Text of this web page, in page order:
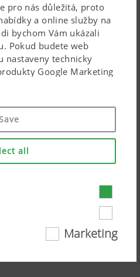
pro nás důležitá, proto
a online služby na
bychom Vám ukázali
Pokud budete web
nastaveny technicky
Google Marketing
dáte svůj úplný souhlas
vším“). Pomocí
políček můžete také
a soubory cookie
web pro vás snadno
all
Marketing
combinations, your